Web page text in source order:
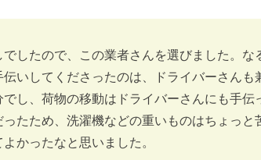
したので、この業者さんを選びました。
いしてくださったのは、ドライバーさんも
でし、荷物の移動はドライバーさんにも手
ったため、洗濯機などの重いものはちょっ
かったなと思いました。